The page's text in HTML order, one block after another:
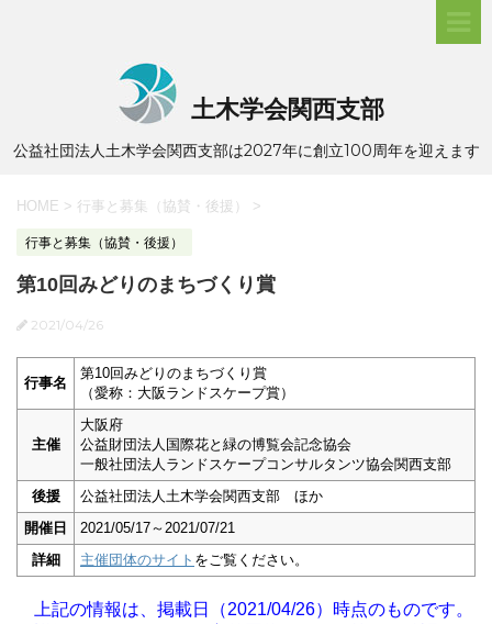
土木学会関西支部
公益社団法人土木学会関西支部は2027年に創立100周年を迎えます
HOME > 行事と募集（協賛・後援） >
行事と募集（協賛・後援）
第10回みどりのまちづくり賞
2021/04/26
行事名
第10回みどりのまちづくり賞
（愛称：大阪ランドスケープ賞）
主催
大阪府
公益財団法人国際花と緑の博覧会記念協会
一般社団法人ランドスケープコンサルタンツ協会関西支部
後援
公益社団法人土木学会関西支部 ほか
開催日
2021/05/17～2021/07/21
詳細
主催団体のサイト をご覧ください。
上記の情報は、掲載日（2021/04/26）時点のものです。